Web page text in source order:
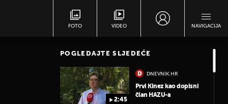
FOTO VIDEO NAVIGACIJA
POGLEDAJTE SLJEDEĆE
2:45
DNEVNIK.HR
Prvi Kinez kao dopisni
član HAZU-a